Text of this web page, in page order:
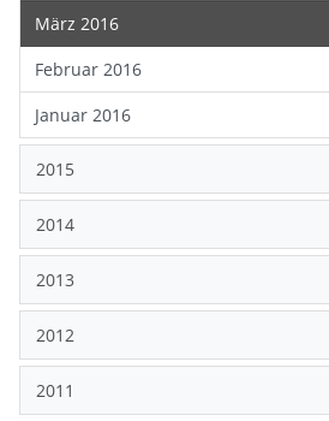
März 2016
Februar 2016
Januar 2016
2015
2014
2013
2012
2011